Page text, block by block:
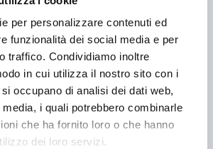
per personalizzare contenuti ed
funzionalità dei social media e per
traffico. Condividiamo inoltre
in cui utilizza il nostro sito con i
occupano di analisi dei dati web,
i quali potrebbero combinarle
che ha fornito loro o che hanno
dei loro servizi.
TV;